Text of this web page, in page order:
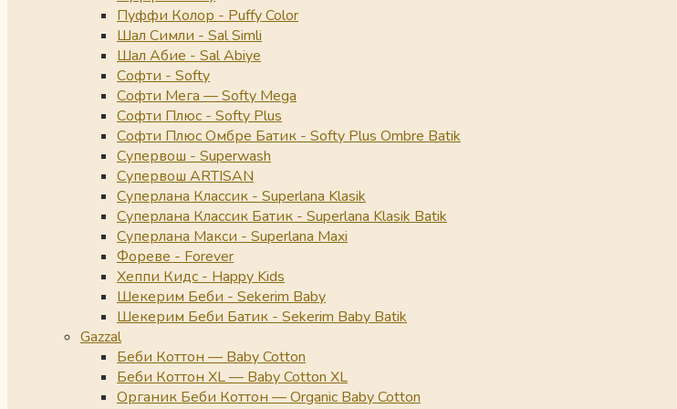
Пуффи Колор - Puffy Color
Шал Симли - Sal Simli
Шал Абие - Sal Abiye
Софти - Softy
Софти Мега — Softy Mega
Софти Плюс - Softy Plus
Софти Плюс Омбре Батик - Softy Plus Ombre Batik
Супервош - Superwash
Супервош ARTISAN
Суперлана Классик - Superlana Klasik
Суперлана Классик Батик - Superlana Klasik Batik
Суперлана Макси - Superlana Maxi
Фореве - Forever
Хеппи Кидс - Happy Kids
Шекерим Беби - Sekerim Baby
Шекерим Беби Батик - Sekerim Baby Batik
Gazzal
Беби Коттон — Baby Cotton
Беби Коттон XL — Baby Cotton XL
Органик Беби Коттон — Organic Baby Cotton